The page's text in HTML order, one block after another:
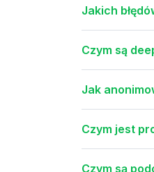
Jakich
Czym są
Jak
Czym jest
Czym są